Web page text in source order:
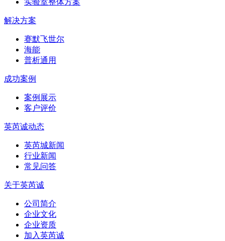
实验室整体方案
解决方案
赛默飞世尔
海能
普析通用
成功案例
案例展示
客户评价
英芮诚动态
英芮城新闻
行业新闻
常见问答
关于英芮诚
公司简介
企业文化
企业资质
加入英芮诚